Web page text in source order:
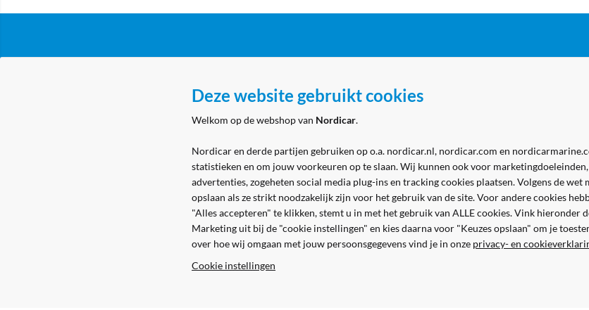
Nordicar Marine - winkel
Nordicar Marine - werkplaats
Locatie & contact
Deze website gebruikt cookies
Welkom op de webshop van Nordicar.
Nordicar en derde partijen gebruiken op o.a. nordicar.nl, nordicar.com en
statistieken en om jouw voorkeuren op te slaan. Wij kunnen ook voor
advertenties, zogeheten social media plug-ins en tracking cookies plaatsen. Volgens de wet
opslaan als ze strikt noodzakelijk zijn voor het gebruik van de site. Voor andere cookies
"Alles accepteren" te klikken, stemt u in met het gebruik van ALLE cookies. Vink hieronder
Marketing uit bij de "cookie instellingen" en kies daarna voor "Keuzes opslaan" om je
over hoe wij omgaan met jouw persoonsgegevens vind je in onze privacy- en
Cookie instellingen